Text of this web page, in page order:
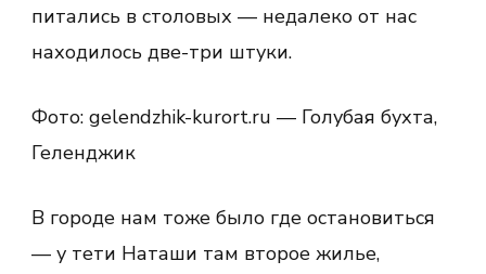
питались в столовых — недалеко от нас
находилось две-три штуки.
Фото: gelendzhik-kurort.ru — Голубая бухта,
Геленджик
В городе нам тоже было где остановиться
— у тети Наташи там второе жилье,